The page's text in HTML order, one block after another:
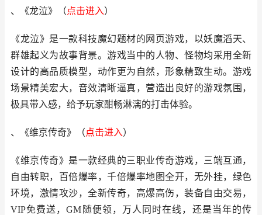
、《龙泣》（点击进 入）
《龙泣》是一款科技魔幻题材的网页游戏，以妖魔滔天、
群雄起义为故事背景。游戏当中的人物、怪物均采用全新
设计的高品质模型，动作更为自然，形象精致生动。游戏
场景精美宏大，音效清晰逼真，营造出良好的游戏氛围，
极具带入感，给予玩家酣畅淋漓的打击体验。
、《维京传奇》（点击进 入）
《维京传奇》是一款经典的三职业传奇游戏，三端互通，
自由转职，百倍爆率，千倍爆率地图全开，无外挂，绿色
环境，激情攻沙，全新传奇，高爆高伤，装备自由交易，
VIP免费送，GM随便领，万人同时在线，还是当年的传